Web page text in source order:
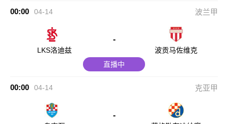
00:00 04-14 波兰甲
LKS洛迪兹
-
波贡马佐维克
直播中
00:00 04-14 克亚甲
-